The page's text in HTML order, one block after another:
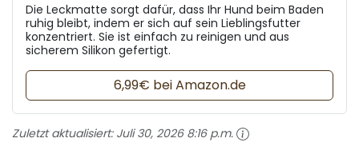
Die Leckmatte sorgt dafür, dass Ihr Hund beim Baden
ruhig bleibt, indem er sich auf sein Lieblingsfutter
konzentriert. Sie ist einfach zu reinigen und aus
sicherem Silikon gefertigt.
6,99€ bei Amazon.de
Zuletzt aktualisiert: Juli 30, 2026 8:16 p.m.